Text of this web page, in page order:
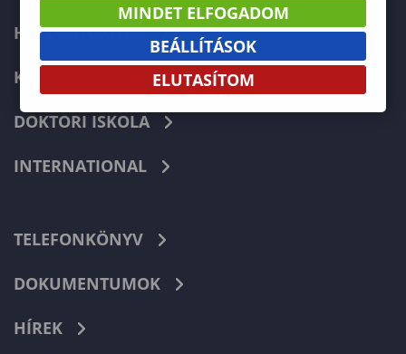
HALLGATÓKNAK
KÉPZÉSEK
DOKTORI ISKOLA
INTERNATIONAL
TELEFONKÖNYV
DOKUMENTUMOK
HÍREK
MINDET ELFOGADOM
BEÁLLÍTÁSOK
ELUTASÍTOM